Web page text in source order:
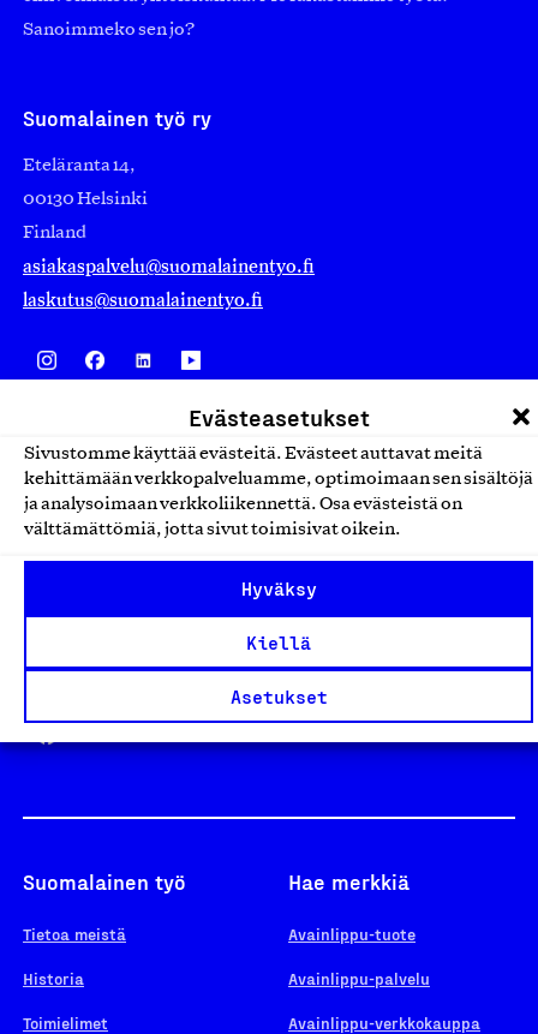
Evästeasetukset
Sivustomme käyttää evästeitä. Evästeet auttavat meitä
kehittämään verkkopalveluamme, optimoimaan sen sisältöjä
ja analysoimaan verkkoliikennettä. Osa evästeistä on
välttämättömiä, jotta sivut toimisivat oikein.
Hyväksy
Kiellä
Asetukset
Sanoimmeko sen jo?
Suomalainen työ ry
Eteläranta 14,
00130 Helsinki
Finland
asiakaspalvelu@suomalainentyo.fi
laskutus@suomalainentyo.fi
Yhteiskunnallinen Yritys -merkki
Suomalainen työ
Tietoa meistä
Historia
Toimielimet
Hae merkkiä
Avainlippu-tuote
Avainlippu-palvelu
Avainlippu-verkkokauppa